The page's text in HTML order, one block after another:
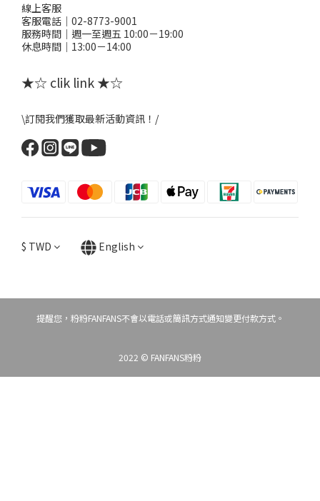
線上客服
客服電話｜02-8773-9001
服務時間｜週一至週五 10:00－19:00
休息時間｜13:00－14:00
★☆ clik link ★☆
\訂閱我們獲取最新活動資訊！/
$ TWD English
提醒您，粉粉FANFANS不會以電話或簡訊方式通知變更付款方式。
2022 © FANFANS粉粉